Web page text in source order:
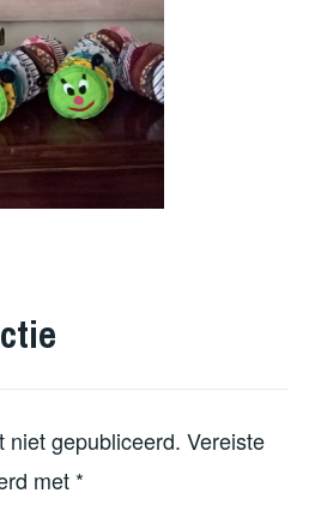
niet gepubliceerd. Vereiste
met *